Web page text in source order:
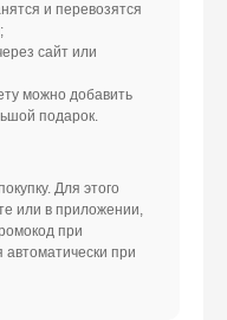
и перевозятся
сайт или
можно добавить
подарок.
Для этого
или в приложении,
при
при